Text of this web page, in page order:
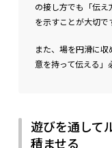
の接し方でも「伝
を示すことが大切で
また、場を円滑に
意を持って伝える」
遊びを通して
積ませる